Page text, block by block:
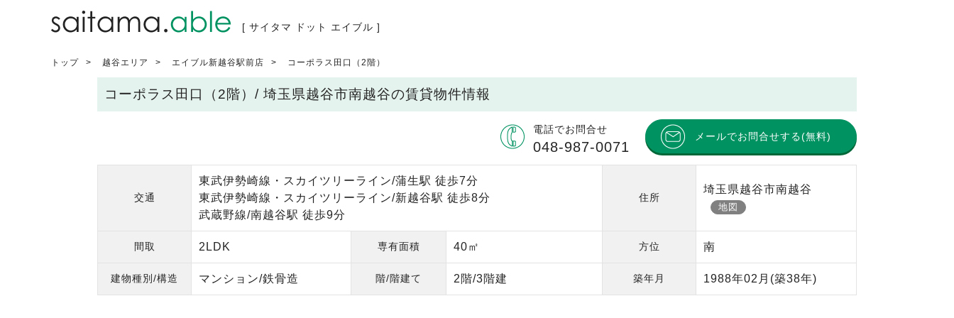
[ サイタマ ドット エイブル ]
トップ 越谷エリア エイブル新越谷駅前店 コーポラス田口（2階）
コーポラス田口（2階）/ 埼玉県越谷市南越谷の賃貸物件情報
電話でお問合せ
048-987-0071
メールでお問合せする(無料)
交通
東武伊勢崎線・スカイツリーライン/蒲生駅 徒歩7分
東武伊勢崎線・スカイツリーライン/新越谷駅 徒歩8分
武蔵野線/南越谷駅 徒歩9分
住所
埼玉県越谷市南越谷
地図
間取 2LDK 専有面積 40㎡ 方位 南
建物種別/構造 マンション/鉄骨造 階/階建て 2階/3階建 築年月 1988年02月 (築38年)